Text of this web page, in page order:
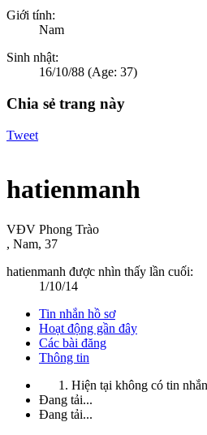
Giới tính:
Nam
Sinh nhật:
16/10/88 (Age: 37)
Chia sẻ trang này
Tweet
hatienmanh
VĐV Phong Trào
, Nam, 37
hatienmanh được nhìn thấy lần cuối:
1/10/14
Tin nhắn hồ sơ
Hoạt động gần đây
Các bài đăng
Thông tin
Hiện tại không có tin
Đang tải...
Đang tải...